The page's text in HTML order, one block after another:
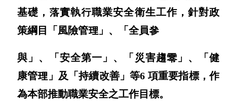
基礎，落實執行職業安全衛生工作，針對政
策綱目「風險管理」、「全員參
與」、「安全第一」、「災害趨零」、「健
康管理」及「持續改善」等6 項重要指標，作
為本部推動職業安全之工作目標。